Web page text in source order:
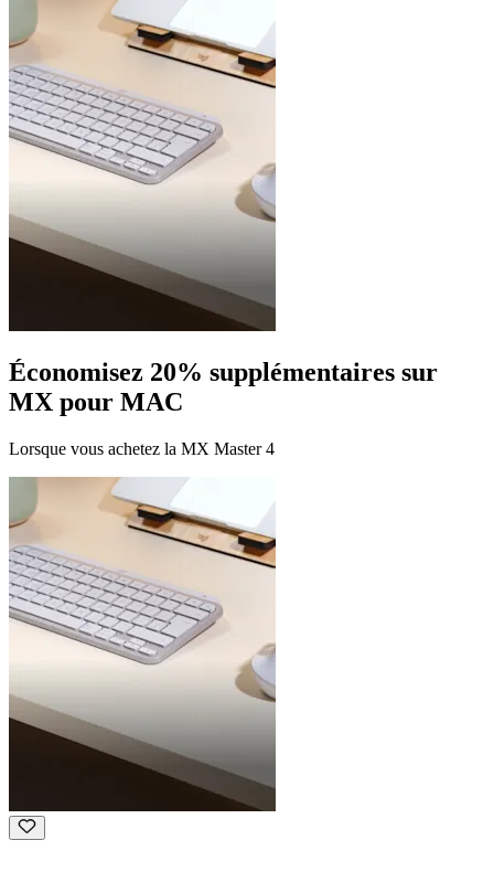
Économisez 20% supplémentaires sur
MX pour MAC
Lorsque vous achetez la MX Master 4